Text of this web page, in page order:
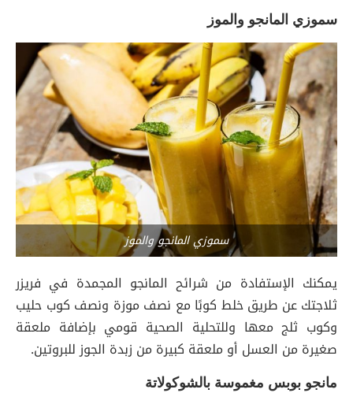
سموزي المانجو والموز
سموزي المانجو والموز
يمكنك الإستفادة من شرائح المانجو المجمدة في فريزر
ثلاجتك عن طريق خلط كوبًا مع نصف موزة ونصف كوب حليب
وكوب ثلج معها وللتحلية الصحية قومي بإضافة ملعقة
صغيرة من العسل أو ملعقة كبيرة من زبدة الجوز للبروتين.
مانجو بوبس مغموسة بالشوكولاتة